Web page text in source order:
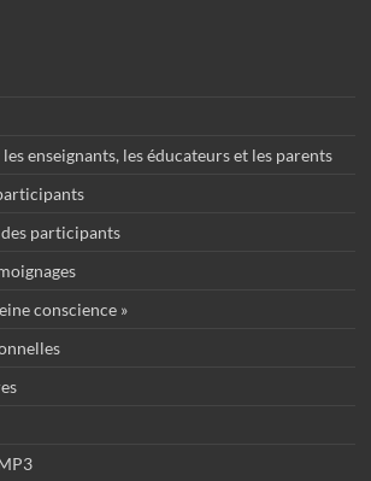
enseignants, les éducateurs et les parents
des participants
conscience »